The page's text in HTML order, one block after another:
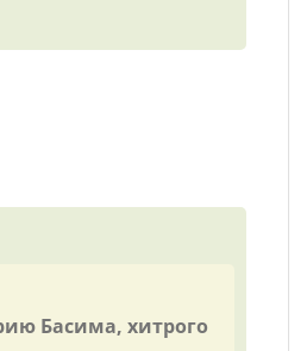
Басима, хитрого